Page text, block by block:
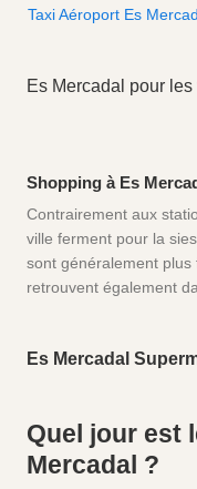
Taxi Aéroport Es
Es Mercadal pour
Shopping à Es
Contrairement aux
ville ferment pour la
sont généralement plus
retrouvent également
Es Mercadal
Quel jour est
Mercadal ?